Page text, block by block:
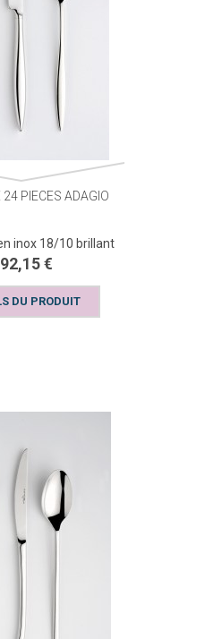
PIECES ADAGIO
inox 18/10 brillant
€
DU PRODUIT